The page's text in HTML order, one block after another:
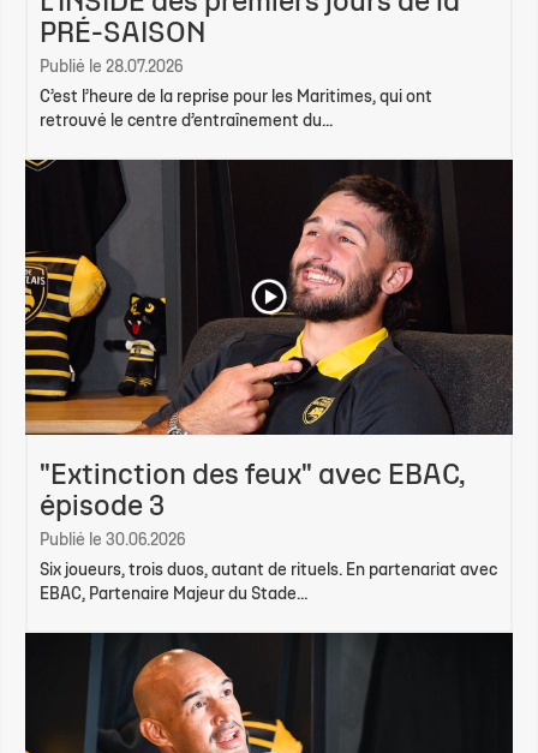
PRÉ-SAISON
Publié le 28.07.2026
C’est l’heure de la reprise pour les Maritimes, qui ont
retrouvé le centre d’entraînement du...
"Extinction des feux" avec EBAC,
épisode 3
Publié le 30.06.2026
Six joueurs, trois duos, autant de rituels. En partenariat avec
EBAC, Partenaire Majeur du Stade...